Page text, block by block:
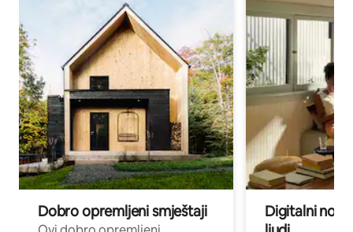
Dobro opremljeni smještaji
Digitalni